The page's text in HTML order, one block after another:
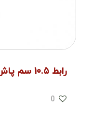
رابط ۱۰.۵ سم پاش
0